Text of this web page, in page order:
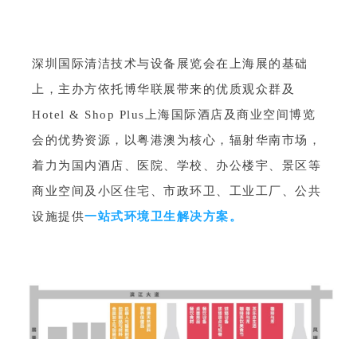
深圳国际清洁技术与设备展览会在上海展的基础
上，主办方依托博华联展带来的优质观众群及
Hotel & Shop Plus上海国际酒店及商业空间博览
会的优势资源，以粤港澳为核心，辐射华南市场，
着力为国内酒店、医院、学校、办公楼宇、景区等
商业空间及小区住宅、市政环卫、工业工厂、公共
设施提供一站式环境卫生解决方案。